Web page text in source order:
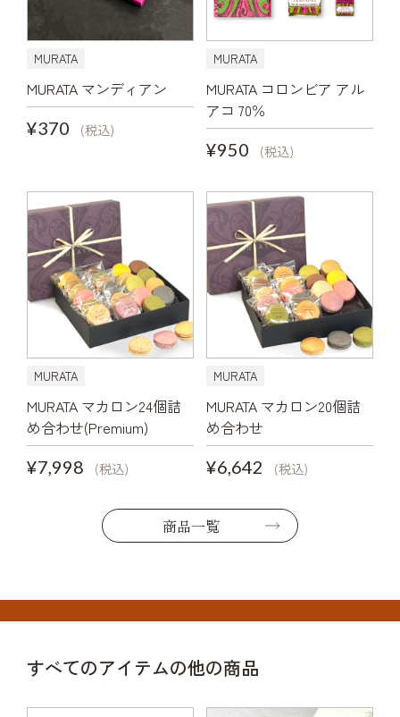
MURATA
MURATA マンディアン
¥370
(税込)
MURATA
MURATA コロンビア アル
アコ 70％
¥950
(税込)
MURATA
MURATA マカロン24個詰
め合わせ(Premium)
¥7,998
(税込)
MURATA
MURATA マカロン20個詰
め合わせ
¥6,642
(税込)
商品一覧
すべてのアイテムの他の商品